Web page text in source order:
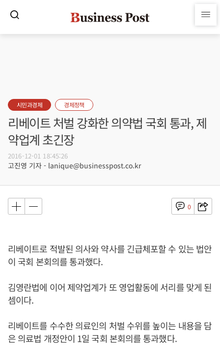
시민과경제 경제정책
리베이트 처벌 강화한 의약법 국회 통과, 제
약업계 초긴장
2016-12-01 18:45:26
고진영 기자 - lanique@businesspost.co.kr
0
리베이트로 적발된 의사와 약사를 긴급체포할 수 있는 법안
이 국회 본회의를 통과했다.
김영란법에 이어 제약업계가 또 영업활동에 서리를 맞게 된
셈이다.
리베이트를 수수한 의료인의 처벌 수위를 높이는 내용을 담
은 의료법 개정안이 1일 국회 본회의를 통과했다.